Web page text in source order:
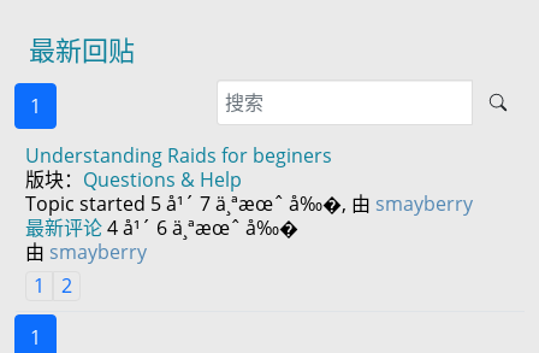
最新回贴
1
Understanding Raids for beginers
版块： Questions & Help
Topic started 5 å¹´ 7 ä¸ªæœˆ å‰�, 由 smayberry
最新评论4 å¹´ 6 ä¸ªæœˆ å‰�
由 smayberry
1
2
1